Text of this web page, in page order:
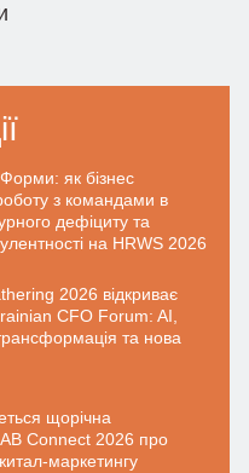
як бізнес
з командами в
дефіциту та
на HRWS 2026
2026 відкриває
CFO Forum: AI,
та нова
щорічна
Connect 2026 про
маркетингу